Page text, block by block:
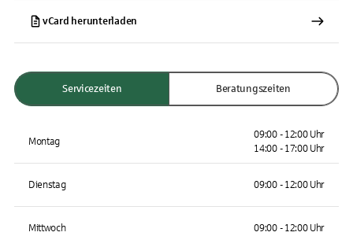
vCard herunterladen
Servicezeiten Beratungszeiten
Montag
09:00 - 12:00 Uhr
14:00 - 17:00 Uhr
Dienstag 09:00 - 12:00 Uhr
Mittwoch 09:00 - 12:00 Uhr